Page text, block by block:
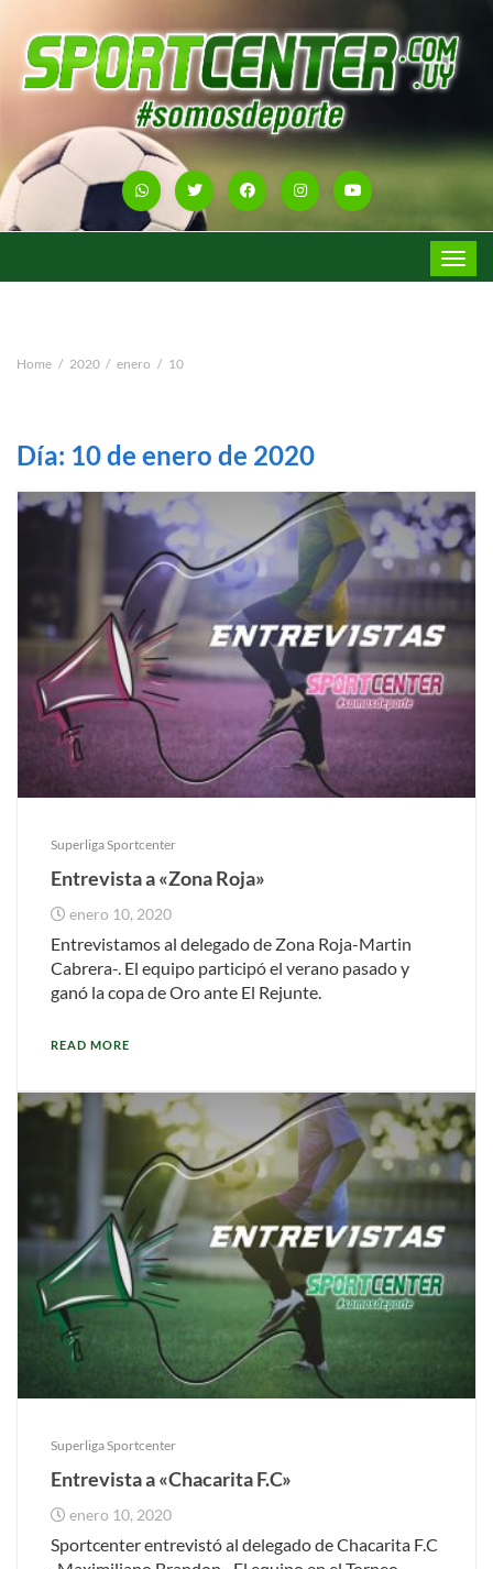
Toggle
Home 2020 enero 10
Día: 10 de enero de 2020
Superliga Sportcenter
Entrevista a «Zona Roja»
enero 10, 2020
Entrevistamos al delegado de Zona Roja-Martin
Cabrera-. El equipo participó el verano pasado y
ganó la copa de Oro ante El Rejunte.
READ MORE
Superliga Sportcenter
Entrevista a «Chacarita F.C»
enero 10, 2020
Sportcenter entrevistó al delegado de Chacarita F.C